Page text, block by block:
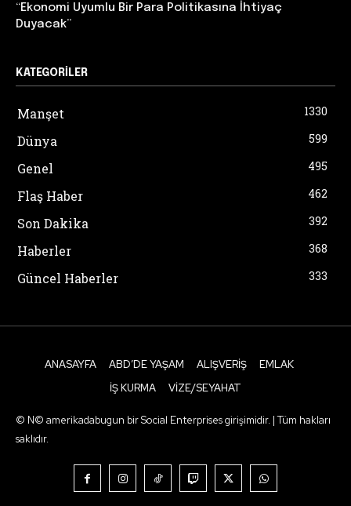
“Ekonomi Uyumlu Bir Para Politikasına İhtiyaç
Duyacak”
KATEGORILER
Manşet 1330
Dünya 599
Genel 495
Flaş Haber 462
Son Dakika 392
Haberler 368
Güncel Haberler 333
ANASAYFA ABD’DE YAŞAM ALIŞVERIŞ
EMLAK
İŞ KURMA
VIZE/SEYAHAT
© N© amerikadabugun bir Social Enterprises girişimidir. | Tüm hakları
saklıdır.